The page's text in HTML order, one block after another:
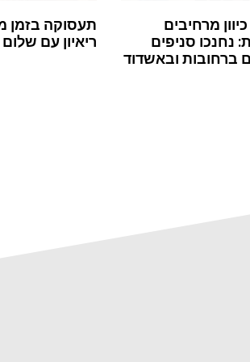
מרחיבים
נחנכו סניפים
ברחובות ובאשדוד
תעסוקה בזמן
ריאיון עם